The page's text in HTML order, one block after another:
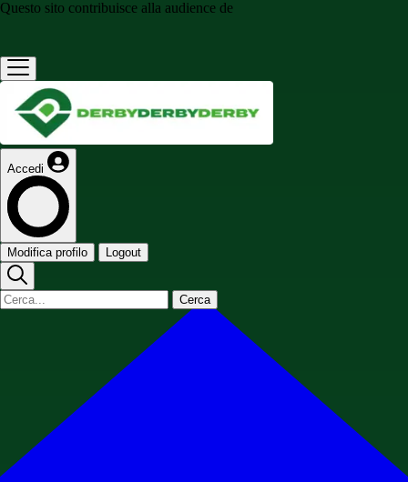
Questo sito contribuisce alla audience de
Accedi
Modifica profilo Logout
Cerca